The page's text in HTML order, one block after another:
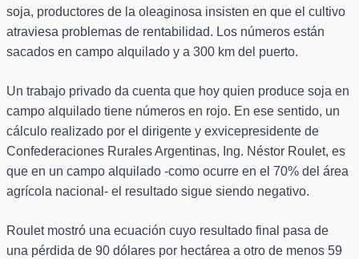
soja, productores de la oleaginosa insisten en que el cultivo
atraviesa problemas de rentabilidad. Los números están
sacados en campo alquilado y a 300 km del puerto.
Un trabajo privado da cuenta que hoy quien produce soja en
campo alquilado tiene números en rojo. En ese sentido, un
cálculo realizado por el dirigente y exvicepresidente de
Confederaciones Rurales Argentinas, Ing. Néstor Roulet, es
que en un campo alquilado -como ocurre en el 70% del área
agrícola nacional- el resultado sigue siendo negativo.
Roulet mostró una ecuación cuyo resultado final pasa de
una pérdida de 90 dólares por hectárea a otro de menos 59